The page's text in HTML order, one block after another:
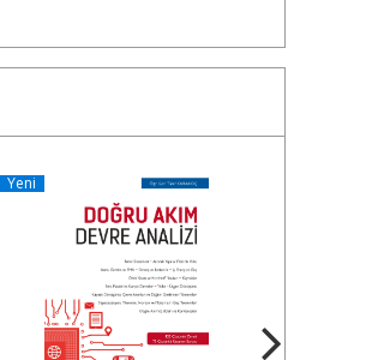
Yeni